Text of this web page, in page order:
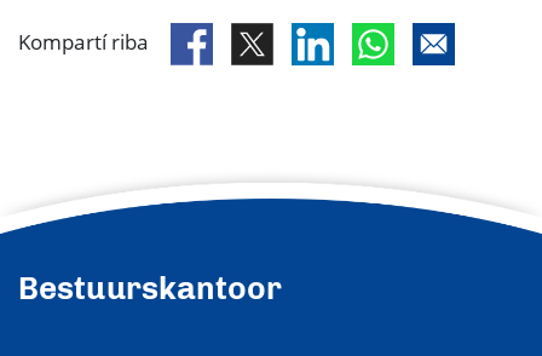
Kompartí riba
Bestuurskantoor